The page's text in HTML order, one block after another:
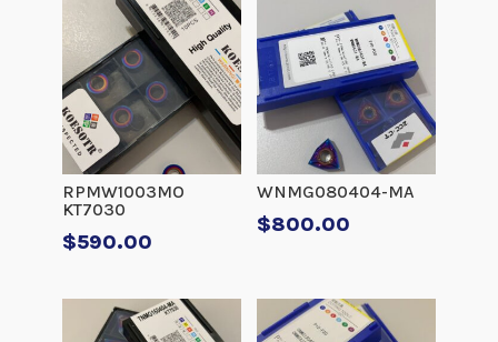
RPMW1003MO
KT7030
$590.00
WNMG080404-MA
$800.00